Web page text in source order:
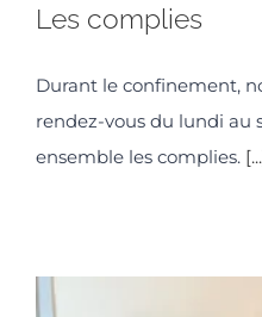
Les complies
Durant le confinement,
rendez-vous du lundi au
ensemble les complies.